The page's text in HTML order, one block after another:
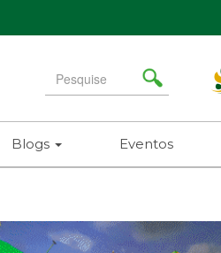
Search
for
Blogs Eventos